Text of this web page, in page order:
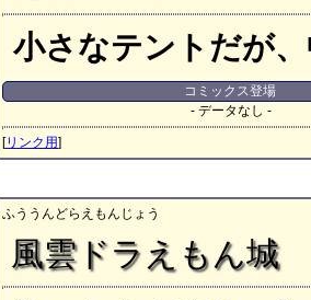
小さなテントだが
コミックス登場
- データなし -
[リンク用]
ふううんどらえもんじょう
風雲ドラえもん城